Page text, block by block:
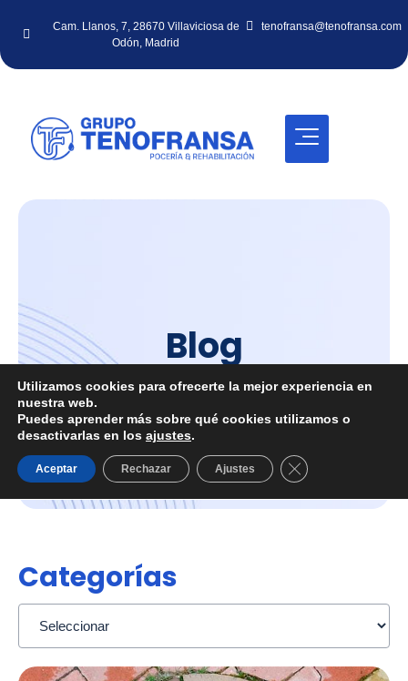
Cam. Llanos, 7, 28670 Villaviciosa de
Odón, Madrid
tenofransa@tenofransa.com
Blog
Inicio Blog
Categorías
Utilizamos cookies para ofrecerte la mejor experiencia en
nuestra web.
Puedes aprender más sobre qué cookies utilizamos o
desactivarlas en los ajustes.
Aceptar Rechazar Ajustes Cerrar el banner